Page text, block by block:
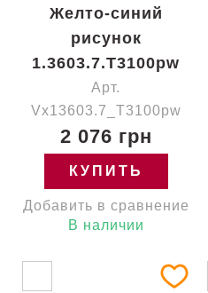
Желто-синий
рисунок
1.3603.7.T3100pw
Арт.
Vx13603.7_T3100pw
2 076 грн
КУПИТЬ
Добавить в сравнение
В наличии